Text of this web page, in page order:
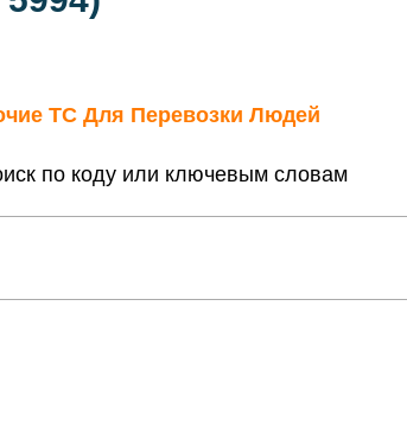
ТС Для Перевозки Людей
по коду или ключевым словам